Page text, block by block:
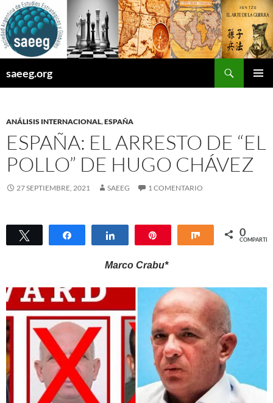
Saltar
al
contenido
saeeg.org
ANÁLISIS INTERNACIONAL,ESPAÑA
ESPAÑA: EL ARRESTO DE “EL
POLLO” DE HUGO CHÁVEZ
27 SEPTIEMBRE, 2021 SAEEG 1 COMENTARIO
Twittear Compartir Compartir Compartir
0
COMPARTIR
Marco Crabu*